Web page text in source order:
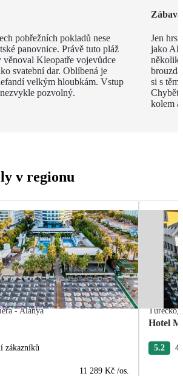
pobřežních pokladů nese
panovnice. Právě tuto pláž
věnoval Kleopatře vojevůdce
svatební dar. Oblíbená je
velkým hloubkám. Vstup
pozvolný.
Jen
jako
si s
Chybět
kolem
v regionu
- Alanya
zákazníků
11 289 Kč /os.
Turecko,
Hotel
5.2